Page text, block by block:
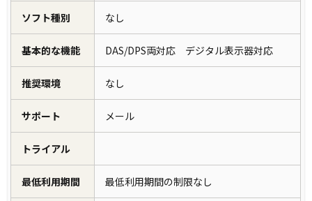
ソフト種別 なし
基本的な機能 DAS/DPS両対応 デジタル表示器対応
推奨環境 なし
サポート メール
トライアル
最低利用期間 最低利用期間の制限なし